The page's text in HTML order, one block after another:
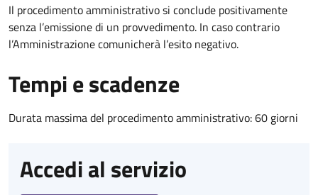
Il procedimento amministrativo si conclude positivamente
senza l’emissione di un provvedimento. In caso contrario
l’Amministrazione comunicherà l’esito negativo.
Tempi e scadenze
Durata massima del procedimento amministrativo: 60 giorni
Accedi al servizio